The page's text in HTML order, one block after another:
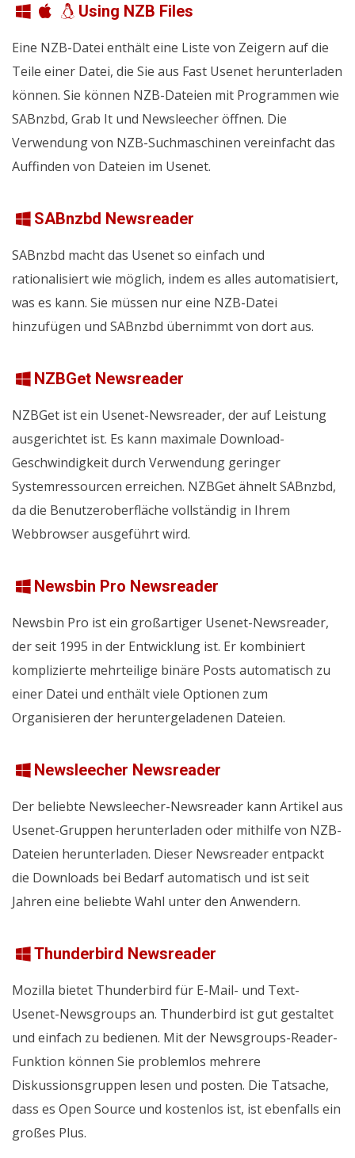
Using NZB Files
Eine NZB-Datei enthält eine Liste von Zeigern auf die
Teile einer Datei, die Sie aus Fast Usenet herunterladen
können. Sie können NZB-Dateien mit Programmen wie
SABnzbd, Grab It und Newsleecher öffnen. Die
Verwendung von NZB-Suchmaschinen vereinfacht das
Auffinden von Dateien im Usenet.
SABnzbd Newsreader
SABnzbd macht das Usenet so einfach und
rationalisiert wie möglich, indem es alles automatisiert,
was es kann. Sie müssen nur eine NZB-Datei
hinzufügen und SABnzbd übernimmt von dort aus.
NZBGet Newsreader
NZBGet ist ein Usenet-Newsreader, der auf Leistung
ausgerichtet ist. Es kann maximale Download-
Geschwindigkeit durch Verwendung geringer
Systemressourcen erreichen. NZBGet ähnelt SABnzbd,
da die Benutzeroberfläche vollständig in Ihrem
Webbrowser ausgeführt wird.
Newsbin Pro Newsreader
Newsbin Pro ist ein großartiger Usenet-Newsreader,
der seit 1995 in der Entwicklung ist. Er kombiniert
komplizierte mehrteilige binäre Posts automatisch zu
einer Datei und enthält viele Optionen zum
Organisieren der heruntergeladenen Dateien.
Newsleecher Newsreader
Der beliebte Newsleecher-Newsreader kann Artikel aus
Usenet-Gruppen herunterladen oder mithilfe von NZB-
Dateien herunterladen. Dieser Newsreader entpackt
die Downloads bei Bedarf automatisch und ist seit
Jahren eine beliebte Wahl unter den Anwendern.
Thunderbird Newsreader
Mozilla bietet Thunderbird für E-Mail- und Text-
Usenet-Newsgroups an. Thunderbird ist gut gestaltet
und einfach zu bedienen. Mit der Newsgroups-Reader-
Funktion können Sie problemlos mehrere
Diskussionsgruppen lesen und posten. Die Tatsache,
dass es Open Source und kostenlos ist, ist ebenfalls ein
großes Plus.